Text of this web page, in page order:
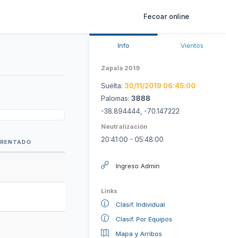
Fecoar online
RENTADO
Info Vientos
Zapala 2019
Suelta: 30/11/2019 06:45:00
Palomas: 3888
-38.894444, -70.147222
Neutralización
20:41:00 - 05:48:00
Ingreso Admin
Links
Clasif. Individual
Clasif. Por Equipos
Mapa y Arribos